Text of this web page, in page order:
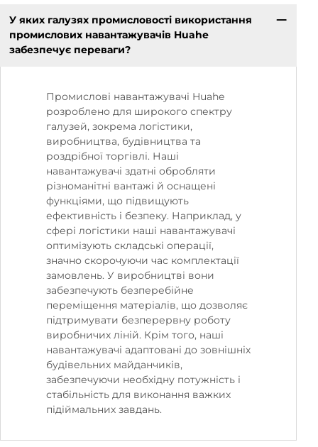
У яких галузях промисловості використання
промислових навантажувачів Huahe
забезпечує переваги?
Промислові навантажувачі Huahe
розроблено для широкого спектру
галузей, зокрема логістики,
виробництва, будівництва та
роздрібної торгівлі. Наші
навантажувачі здатні обробляти
різноманітні вантажі й оснащені
функціями, що підвищують
ефективність і безпеку. Наприклад, у
сфері логістики наші навантажувачі
оптимізують складські операції,
значно скорочуючи час комплектації
замовлень. У виробництві вони
забезпечують безперебійне
переміщення матеріалів, що дозволяє
підтримувати безперервну роботу
виробничих ліній. Крім того, наші
навантажувачі адаптовані до зовнішніх
будівельних майданчиків,
забезпечуючи необхідну потужність і
стабільність для виконання важких
підіймальних завдань.